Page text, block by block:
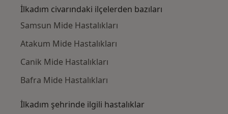
İlkadım civarındaki ilçelerden bazıları
Samsun Mide Hastalıkları
Atakum Mide Hastalıkları
Canik Mide Hastalıkları
Bafra Mide Hastalıkları
İlkadım şehrinde ilgili hastalıklar